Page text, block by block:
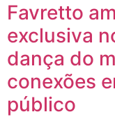
Favretto
exclusiva
dança do
conexões
público